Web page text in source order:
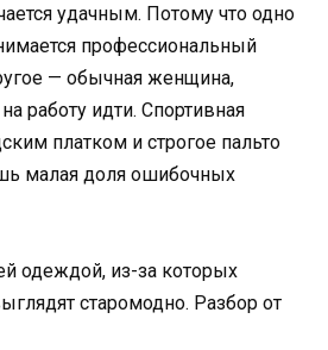
удачным. Потому что одно
профессиональный
— обычная женщина,
работу идти. Спортивная
платком и строгое пальто
малая доля ошибочных